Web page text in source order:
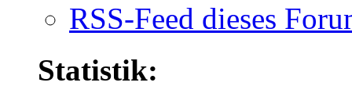
RSS-Feed dieses
Statistik: